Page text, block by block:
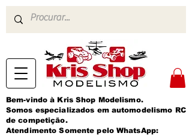
Bem-vindo à Kris Shop Modelismo.
Somos especializados em automodelismo RC
de competição.
Atendimento Somente pelo WhatsApp: